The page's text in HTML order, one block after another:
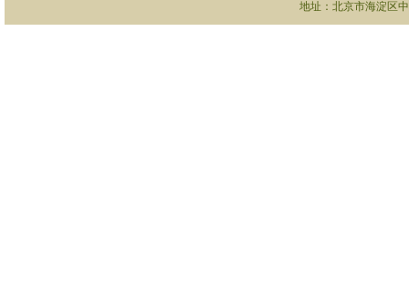
地址：北京市海淀区